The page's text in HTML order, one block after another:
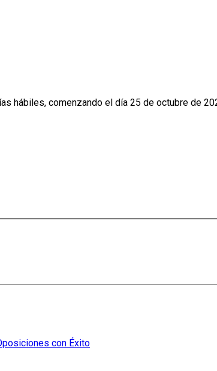
hábiles, comenzando el día 25 de octubre de
con Éxito